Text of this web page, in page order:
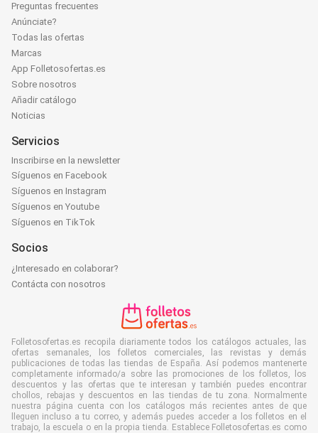
Preguntas frecuentes
Anúnciate?
Todas las ofertas
Marcas
App Folletosofertas.es
Sobre nosotros
Añadir catálogo
Noticias
Servicios
Inscribirse en la newsletter
Síguenos en Facebook
Síguenos en Instagram
Síguenos en Youtube
Síguenos en TikTok
Socios
¿Interesado en colaborar?
Contácta con nosotros
Folletosofertas.es recopila diariamente todos los catálogos actuales, las
ofertas semanales, los folletos comerciales, las revistas y demás
publicaciones de todas las tiendas de España. Así podemos mantenerte
completamente informado/a sobre las promociones de los folletos, los
descuentos y las ofertas que te interesan y también puedes encontrar
chollos, rebajas y descuentos en las tiendas de tu zona. Normalmente
nuestra página cuenta con los catálogos más recientes antes de que
lleguen incluso a tu correo, y además puedes acceder a los folletos en el
trabajo, la escuela o en la propia tienda. Establece Folletosofertas.es como